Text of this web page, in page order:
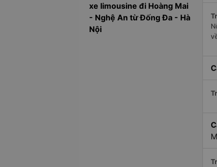
xe limousine đi Hoàng Mai
- Nghệ An từ Đống Đa - Hà
Nội